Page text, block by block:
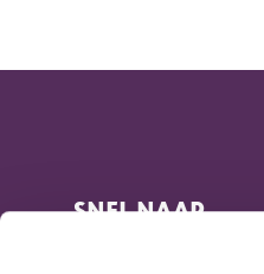
SNEL NAAR